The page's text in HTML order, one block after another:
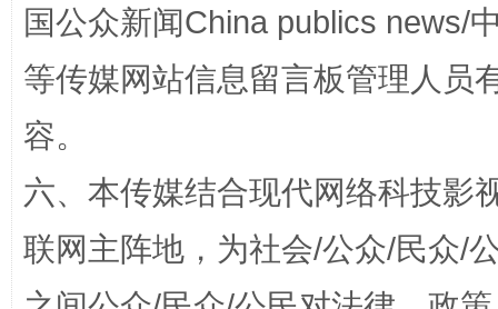
国公众新闻China publics news/
等传媒网站信息留言板管理人员
容。
六、本传媒结合现代网络科技影
联网主阵地，为社会/公众/民众/